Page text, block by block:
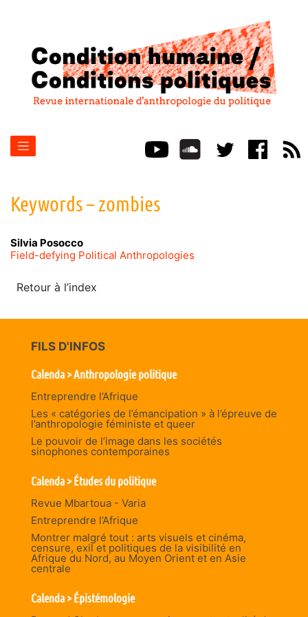
Keywords – zombies
Silvia Posocco
Field-defying Political Anthropologies
Retour à l’index
FILS D'INFOS
Calenda > Anthropologie politique
Entreprendre l’Afrique
Les « catégories de l’émancipation » à l’épreuve de
l’anthropologie féministe et queer
Le pouvoir de l’image dans les sociétés
sinophones contemporaines
Calenda > Études du politique
Revue Mbartoua - Varia
Entreprendre l’Afrique
Montrer malgré tout : arts visuels et cinéma,
censure, exil et politiques de la visibilité en
Afrique du Nord, au Moyen Orient et en Asie
centrale
Calenda > Épistémologie